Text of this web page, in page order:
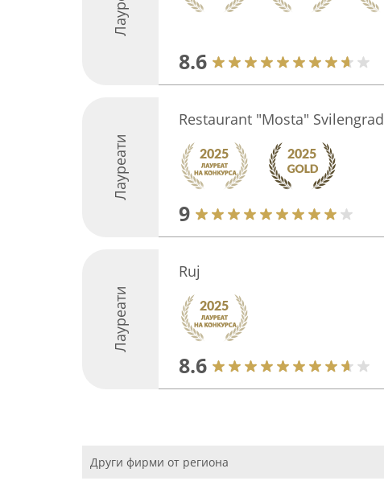
8.6
Лауреати
Restaurant "Mosta" Svilengrad
9
Лауреати
Ruj
8.6
Други фирми от региона